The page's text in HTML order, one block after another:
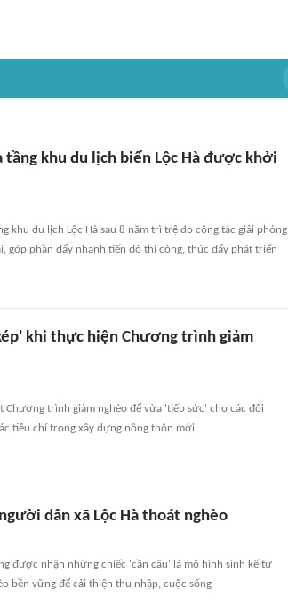
tầng khu du lịch biển Lộc Hà được khởi
khu du lịch Lộc Hà sau 8 năm trì trệ do công tác giải phóng
góp phần đẩy nhanh tiến độ thi công, thúc đẩy phát triển
khi thực hiện Chương trình giảm
Chương trình giảm nghèo để vừa 'tiếp sức' cho các đối
tiêu chí trong xây dựng nông thôn mới.
dân xã Lộc Hà thoát nghèo
được nhận những chiếc 'cần câu' là mô hình sinh kế từ
bền vững để cải thiện thu nhập, cuộc sống